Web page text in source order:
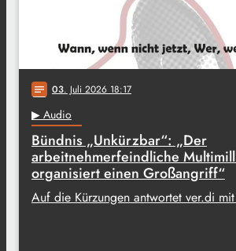
notes 03. Juli 2026 18:17
▶ Audio
Bündnis „Unkürzbar“: „Der
arbeitnehmerfeindliche
organisiert einen Großangriff“
Auf die Kürzungen antwortet ver.di